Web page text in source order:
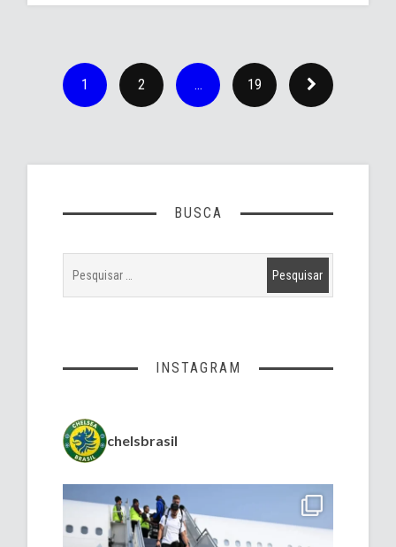
1 2 … 19
BUSCA
INSTAGRAM
chelsbrasil